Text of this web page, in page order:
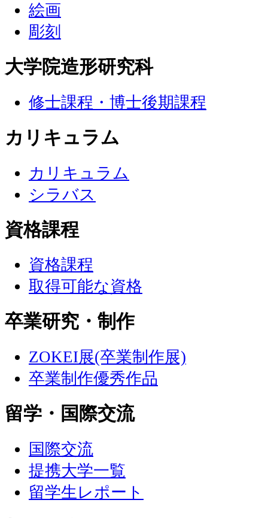
絵画
彫刻
大学院造形研究科
修士課程・博士後期課程
カリキュラム
カリキュラム
シラバス
資格課程
資格課程
取得可能な資格
卒業研究・制作
ZOKEI展(卒業制作展)
卒業制作優秀作品
留学・国際交流
国際交流
提携大学一覧
留学生レポート